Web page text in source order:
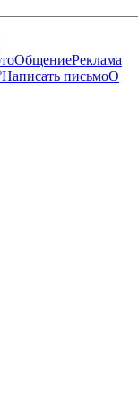
ОбщениеРеклама
Написать письмоО